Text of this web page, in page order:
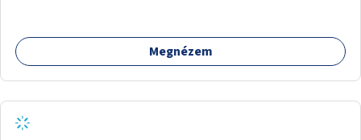
Megnézem